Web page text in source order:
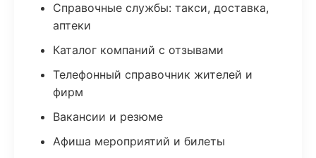
Справочные службы: такси, доставка,
аптеки
Каталог компаний с отзывами
Телефонный справочник жителей и
фирм
Вакансии и резюме
Афиша мероприятий и билеты